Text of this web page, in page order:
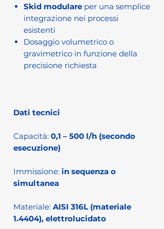
Skid modulare per una semplice
integrazione nei processi
esistenti
Dosaggio volumetrico o
gravimetrico in funzione della
precisione richiesta
Dati tecnici
Capacità: 0,1 – 500 l/h (secondo
esecuzione)
Immissione: in sequenza o
simultanea
Materiale: AISI 316L (materiale
1.4404), elettrolucidato